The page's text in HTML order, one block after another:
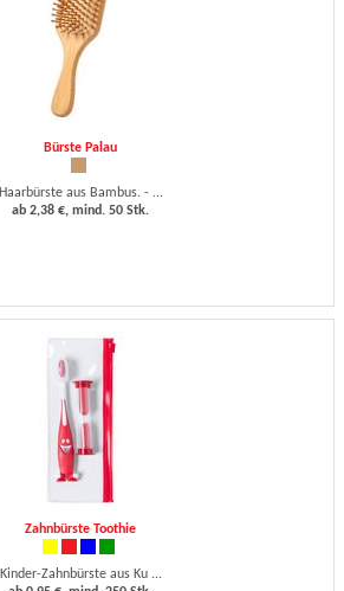
Bürste Palau
Haarbürste aus Bambus. - ...
ab 2,38 €, mind. 50 Stk.
Zahnbürste Toothie
Kinder-Zahnbürste aus Ku ...